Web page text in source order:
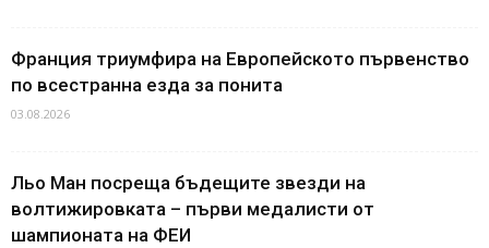
Франция триумфира на Европейското първенство
по всестранна езда за понита
03.08.2026
Льо Ман посреща бъдещите звезди на
волтижировката – първи медалисти от
шампионата на ФЕИ